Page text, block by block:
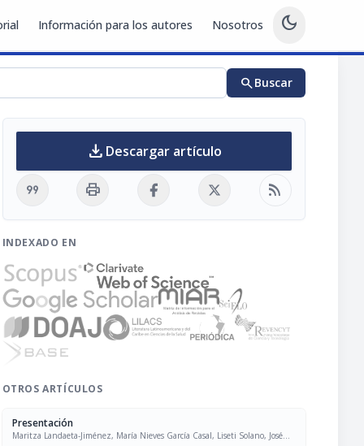
Información para los autores Nosotros dark_mode
searchBuscar
download Descargar artículo
format_quote print rss_feed
INDEXADO EN
OTROS ARTÍCULOS
Presentación
Maritza Landaeta-Jiménez, María Nieves García Casal, Liseti Solano, José